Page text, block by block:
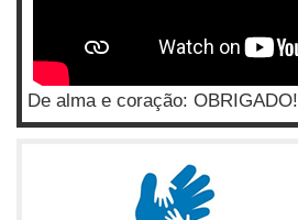
De alma e coração: OBRIGADO!